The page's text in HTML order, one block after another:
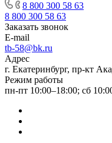
8 800 300 58 63
8 800 300 58 63
Заказать звонок
E-mail
tb-58@bk.ru
Адрес
г. Екатеринбург, пр-кт
Режим работы
пн-пт 10:00–18:00; сб